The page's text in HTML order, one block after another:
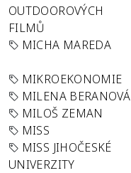
OUTDOOROVÝCH
FILMŮ
MICHA MAREDA
MIKROEKONOMIE
MILENA BERANOVÁ
MILOŠ ZEMAN
MISS
MISS JIHOČESKÉ
UNIVERZITY